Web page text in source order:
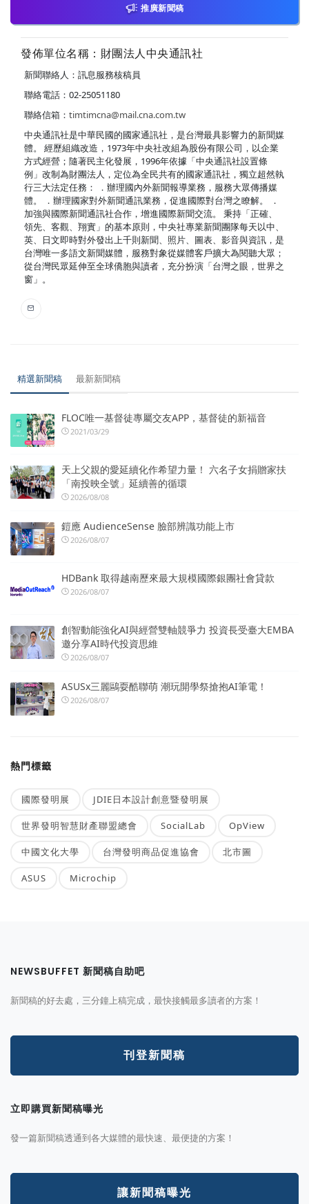
推廣新聞稿
發佈單位名稱：財團法人中央通訊社
新聞聯絡人：訊息服務核稿員
聯絡電話：02-25051180
聯絡信箱： timtimcna@mail.cna.com.tw
中央通訊社是中華民國的國家通訊社，是台灣最具影響力的新聞媒
體。 經歷組織改造，1973年中央社改組為股份有限公司，以企業
方式經營；隨著民主化發展，1996年依據「中央通訊社設置條
例」改制為財團法人，定位為全民共有的國家通訊社，獨立超然執
行三大法定任務： ．辦理國內外新聞報導業務，服務大眾傳播媒
體。 ．辦理國家對外新聞通訊業務，促進國際對台灣之瞭解。 ．
加強與國際新聞通訊社合作，增進國際新聞交流。 秉持「正確、
領先、客觀、翔實」的基本原則，中央社專業新聞團隊每天以中、
英、日文即時對外發出上千則新聞、照片、圖表、影音與資訊，是
台灣唯一多語文新聞媒體，服務對象從媒體客戶擴大為閱聽大眾；
從台灣民眾延伸至全球僑胞與讀者，充分扮演「台灣之眼，世界之
窗」。
精選新聞稿 最新新聞稿
FLOC唯一基督徒專屬交友APP，基督徒的新福音
2021/03/29
天上父親的愛延續化作希望力量！ 六名子女捐贈家扶
「南投映全號」延續善的循環
2026/08/08
鎧應 AudienceSense 臉部辨識功能上市
2026/08/07
HDBank 取得越南歷來最大規模國際銀團社會貸款
2026/08/07
創智動能強化AI與經營雙軸競爭力 投資長受臺大EMBA
邀分享AI時代投資思維
2026/08/07
ASUSx三麗鷗耍酷聯萌 潮玩開學祭搶抱AI筆電！
2026/08/07
熱門標籤
國際發明展 JDIE日本設計創意暨發明展
世界發明智慧財產聯盟總會 SocialLab OpView
中國文化大學 台灣發明商品促進協會 北市圖
ASUS Microchip
NEWSBUFFET 新聞稿自助吧
新聞稿的好去處，三分鐘上稿完成，最快接觸最多讀者的方案！
刊登新聞稿
立即購買新聞稿曝光
發一篇新聞稿透通到各大媒體的最快速、最便捷的方案！
讓新聞稿曝光